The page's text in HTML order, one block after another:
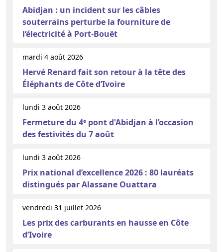
Abidjan : un incident sur les câbles
souterrains perturbe la fourniture de
l’électricité à Port-Bouët
mardi 4 août 2026
Hervé Renard fait son retour à la tête des
Éléphants de Côte d’Ivoire
lundi 3 août 2026
Fermeture du 4ᵉ pont d'Abidjan à l’occasion
des festivités du 7 août
lundi 3 août 2026
Prix national d’excellence 2026 : 80 lauréats
distingués par Alassane Ouattara
vendredi 31 juillet 2026
Les prix des carburants en hausse en Côte
d’Ivoire